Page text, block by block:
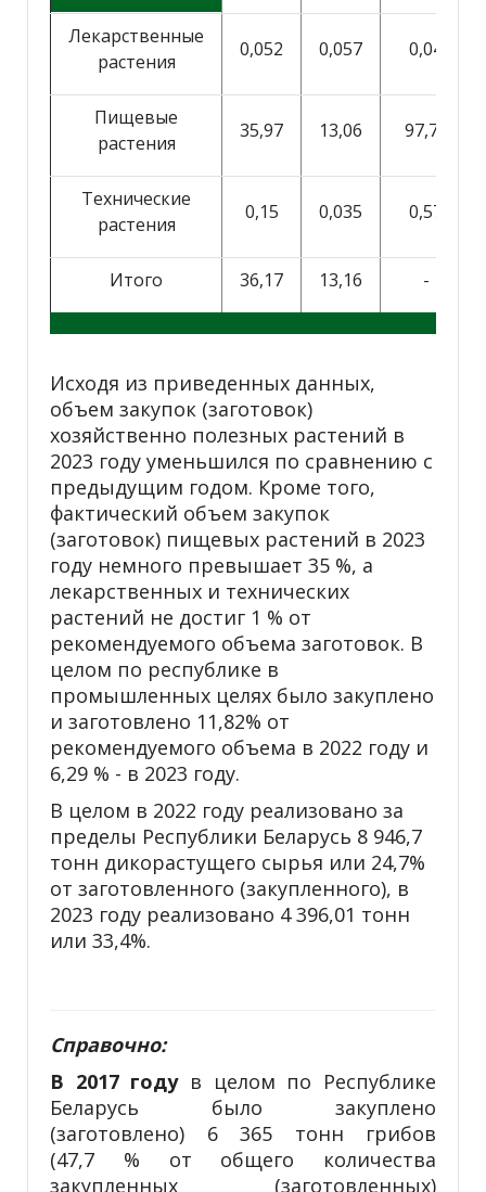
Лекарственные
растения
0,052 0,057 0,04
Пищевые
растения
35,97 13,06 97,75
Технические
растения
0,15 0,035 0,57
Итого 36,17 13,16 -
Исходя из приведенных данных,
объем закупок (заготовок)
хозяйственно полезных растений в
2023 году уменьшился по сравнению с
предыдущим годом. Кроме того,
фактический объем закупок
(заготовок) пищевых растений в 2023
году немного превышает 35 %, а
лекарственных и технических
растений не достиг 1 % от
рекомендуемого объема заготовок. В
целом по республике в
промышленных целях было закуплено
и заготовлено 11,82% от
рекомендуемого объема в 2022 году и
6,29 % - в 2023 году.
В целом в 2022 году реализовано за
пределы Республики Беларусь 8 946,7
тонн дикорастущего сырья или 24,7%
от заготовленного (закупленного), в
2023 году реализовано 4 396,01 тонн
или 33,4%.
Справочно:
В 2017 году в целом по Республике
Беларусь было закуплено
(заготовлено) 6 365 тонн грибов
(47,7 % от общего количества
закупленных (заготовленных)